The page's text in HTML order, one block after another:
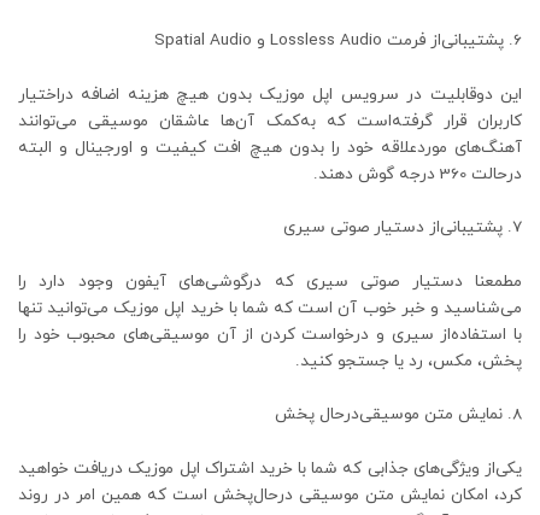
پشتیبانی‌از فرمت Lossless Audio و Spatial Audio
این دوقابلیت در سرویس اپل موزیک بدون هیچ هزینه اضافه دراختیار
کاربران قرار گرفته‌است که به‌کمک آن‌ها عاشقان موسیقی می‌توانند
آهنگ‌های موردعلاقه خود را بدون هیچ افت کیفیت و اورجینال و البته
درحالت 360 درجه گوش دهند.
پشتیبانی‌از دستیار صوتی سیری
مطمعنا دستیار صوتی سیری که درگوشی‌های آیفون وجود دارد را
می‌شناسید و خبر خوب آن است که شما با خرید اپل موزیک می‌توانید تنها
با استفاده‌از سیری و درخواست کردن از آن موسیقی‌های محبوب خود را
پخش، مکس، رد یا جستجو کنید.
نمایش متن موسیقی‌درحال پخش
یکی‌از ویژگی‌های جذابی که شما با خرید اشتراک اپل موزیک دریافت خواهید
کرد، امکان نمایش متن موسیقی درحال‌پخش است که همین امر در روند